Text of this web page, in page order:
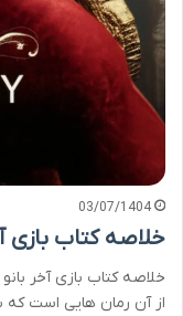
03/07/1404
خلاصه کتاب بازی
خلاصه کتاب بازی آخر
از آن رمان هایی است که